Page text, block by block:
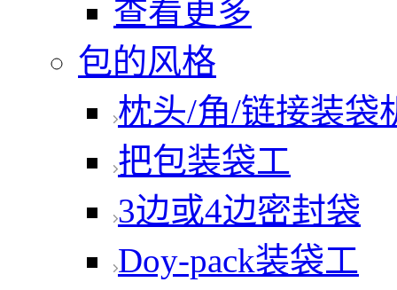
查看更多
包的风格
枕头/角/链接装袋
把包装袋工
3边或4边密封袋
Doy-pack装袋工